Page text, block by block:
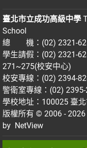
臺北市立成功高級中學
School
總 機：(02) 2321-
學生請假：(02) 2321-
271~275(校安中心)
校安專線：(02) 2394-
警衛室專線：(02)
學校地址：100025 臺
版權所有 © 2006 - 2026
by NetView